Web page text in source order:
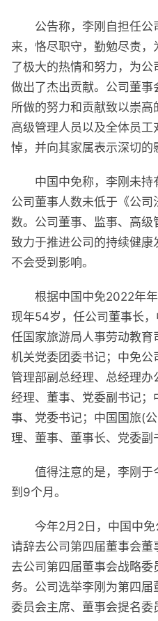
公告称，李刚自担任公
来，恪尽职守，勤勉尽责
了极大的热情和努力，为
做出了杰出贡献。公司董
所做的努力和贡献致以崇高
高级管理人员以及全体员
悼，并向其家属表示深切的
中国中免称，李刚未持
公司董事人数未低于《公
数。公司董事、监事、高
致力于推进公司的持续健
不会受到影响。
根据中国中免2022年年
现年54岁，任公司董事长
任国家旅游局人事劳动教
机关党委团委书记；中免
管理部副总经理、总经理
经理、董事、党委副书记
事、党委书记；中国国旅(
理、董事、董事长、党委副
值得注意的是，李刚于
到9个月。
今年2月2日，中国中免
请辞去公司第四届董事会
去公司第四届董事会战略
务。公司选举李刚为第四
委员会主席、董事会提名委